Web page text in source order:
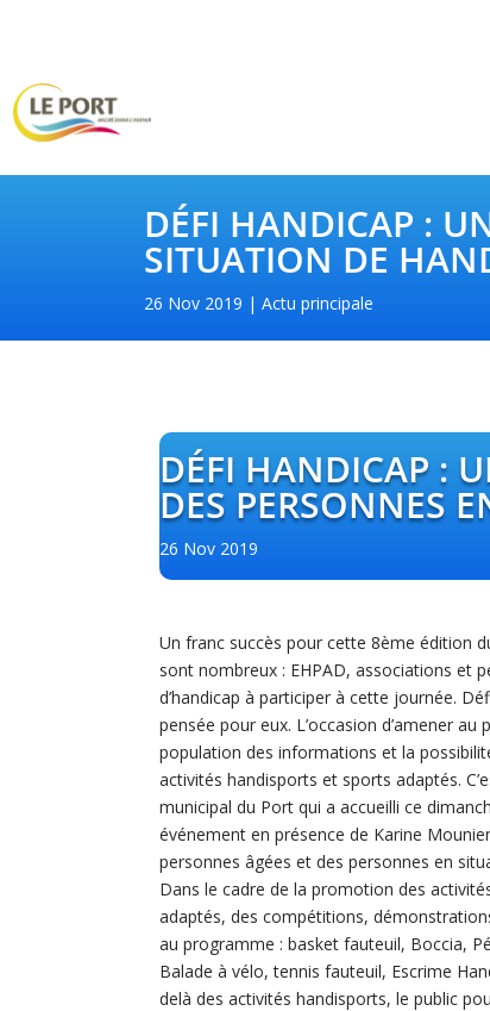
DÉFI HANDICAP :
SITUATION DE
26 Nov 2019 Actu principale
DÉFI HANDICAP :
DES PERSONNES
26 Nov 2019
Un franc succès pour cette 8ème édition
sont nombreux : EHPAD, associations et
d’handicap à participer à cette journée.
pensée pour eux. L’occasion d’amener au
population des informations et la
activités handisports et sports adaptés.
municipal du Port qui a accueilli ce
événement en présence de Karine
personnes âgées et des personnes en
Dans le cadre de la promotion des
adaptés, des compétitions,
au programme : basket fauteuil, Boccia,
Balade à vélo, tennis fauteuil, Escrime
delà des activités handisports, le public